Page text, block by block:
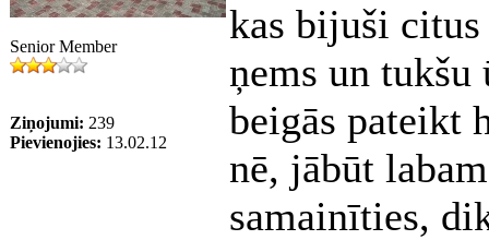
Senior Member
Ziņojumi: 239
Pievienojies: 13.02.12
kas bijuši citus
ņems un tukšu
beigās pateikt
nē, jābūt
samainīties,